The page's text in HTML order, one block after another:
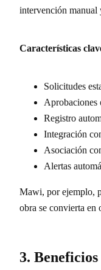
intervención manual
Características
Solicitudes
Aprobaciones
Registro
Integración
Asociación
Alertas
Mawi, por ejemplo,
obra se convierta en
3.